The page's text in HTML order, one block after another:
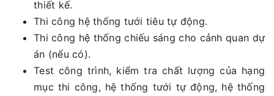
thiết kế.
Thi công hệ thống tưới tiêu tự động.
Thi công hệ thống chiếu sáng cho cảnh quan dự
án (nếu có).
Test công trình, kiểm tra chất lượng của hạng
mục thi công, hệ thống tưới tự động, hệ thống